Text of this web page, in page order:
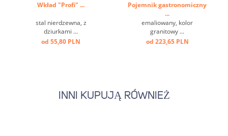
Wkład "Profi" ...
stal nierdzewna, z
dziurkami ...
od 55,80 PLN
Pojemnik gastronomiczny
...
emaliowany, kolor
granitowy ...
od 223,65 PLN
INNI KUPUJĄ RÓWNIEŻ